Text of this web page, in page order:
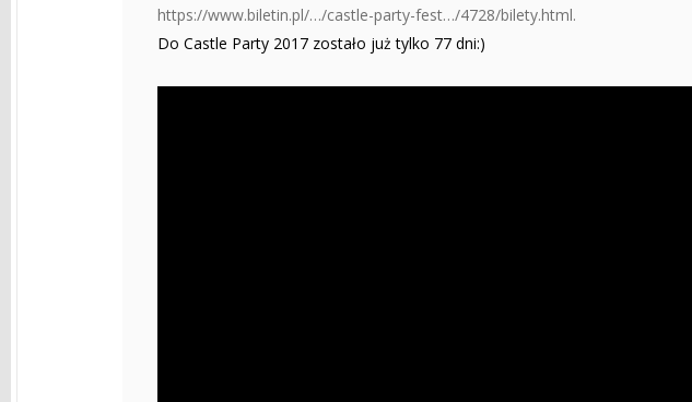
https://www.biletin.pl/…/castle-party-fest…/4728/bilety.html.
Do Castle Party 2017 zostało już tylko 77 dni:)